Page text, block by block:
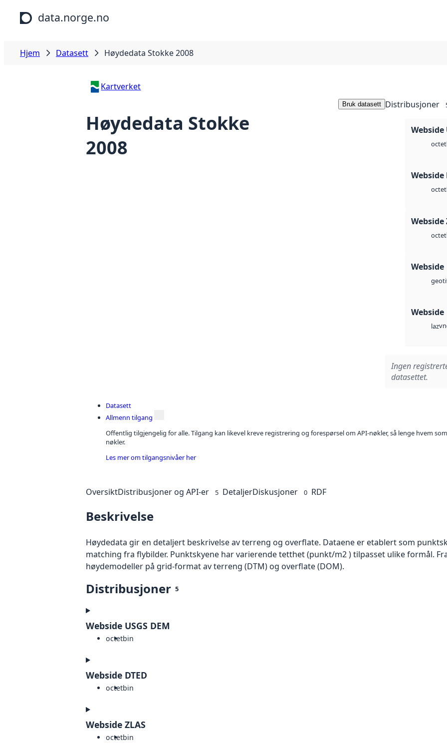
Hopp til hovedinnhold
data.norge.no
Hjem Datasett Høydedata Stokke 2008
Kartverket
Høydedata Stokke
2008
Bruk datasett Distribusjoner
Webside
octet
Webside
octet
Webside
octet
Webside
Webside
laz
Ingen
datasettet.
Datasett
Allmenn tilgang
Offentlig tilgjengelig for alle. Tilgang kan likevel kreve registrering og forespørsel om API-nøkler, så lenge hvem
nøkler.
Les mer om tilgangsnivåer her
OversiktDistribusjoner og API-er 5 DetaljerDiskusjoner 0 RDF
Beskrivelse
Høydedata gir en detaljert beskrivelse av terreng og overflate. Dataene er etablert som
matching fra flybilder. Punktskyene har varierende tetthet (punkt/m2 ) tilpasset ulike formål.
høydemodeller på grid-format av terreng (DTM) og overflate (DOM).
Distribusjoner 5
Webside USGS DEM
octetbin
Webside DTED
octetbin
Webside ZLAS
octetbin